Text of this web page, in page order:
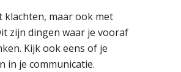
klachten, maar ook met
zijn dingen waar je vooraf
Kijk ook eens of je
in je communicatie.